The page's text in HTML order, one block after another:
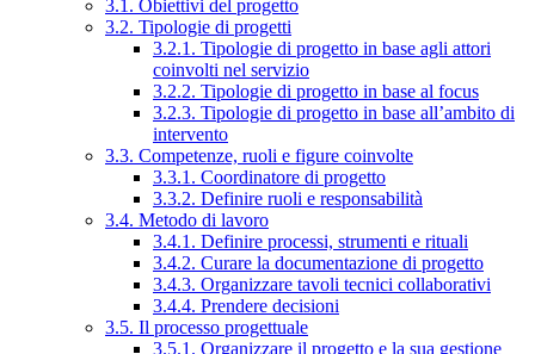
3.1. Obiettivi del progetto
3.2. Tipologie di progetti
3.2.1. Tipologie di progetto in base agli attori
coinvolti nel servizio
3.2.2. Tipologie di progetto in base al focus
3.2.3. Tipologie di progetto in base all’ambito di
intervento
3.3. Competenze, ruoli e figure coinvolte
3.3.1. Coordinatore di progetto
3.3.2. Definire ruoli e responsabilità
3.4. Metodo di lavoro
3.4.1. Definire processi, strumenti e rituali
3.4.2. Curare la documentazione di progetto
3.4.3. Organizzare tavoli tecnici collaborativi
3.4.4. Prendere decisioni
3.5. Il processo progettuale
3.5.1. Organizzare il progetto e la sua gestione